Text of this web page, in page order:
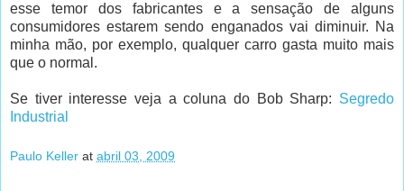
esse temor dos fabricantes e a sensação de alguns
consumidores estarem sendo enganados vai diminuir. Na
minha mão, por exemplo, qualquer carro gasta muito mais
que o normal.
Se tiver interesse veja a coluna do Bob Sharp: Segredo
Industrial
Paulo Keller at abril 03, 2009